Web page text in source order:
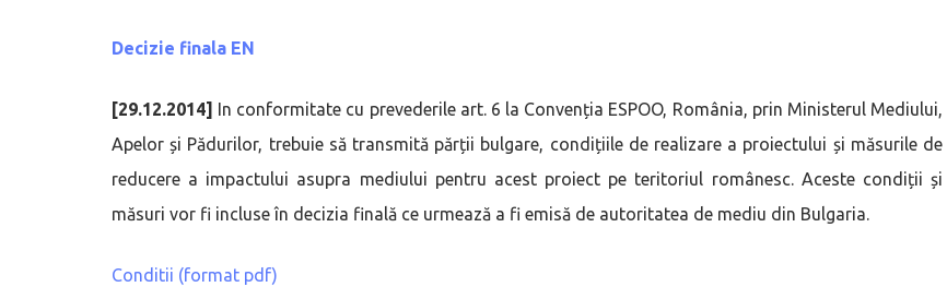
Decizie finala EN
[29.12.2014] In conformitate cu prevederile art. 6 la Convenția ESPOO, România, prin Ministerul Mediului,
Apelor și Pădurilor, trebuie să transmită părții bulgare, condițiile de realizare a proiectului și măsurile de
reducere a impactului asupra mediului pentru acest proiect pe teritoriul românesc. Aceste condiții și
măsuri vor fi incluse în decizia finală ce urmează a fi emisă de autoritatea de mediu din Bulgaria.
Conditii (format pdf)